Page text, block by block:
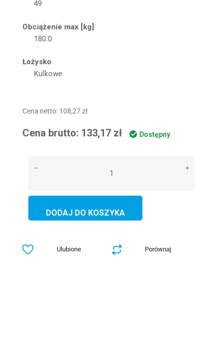
49
Obciążenie max [kg]
180.0
Łożysko
Kulkowe
Cena netto: 108,27zł
Cena brutto: 133,17 zł Dostępny
DODAJ DO KOSZYKA
Porównaj
Ulubione